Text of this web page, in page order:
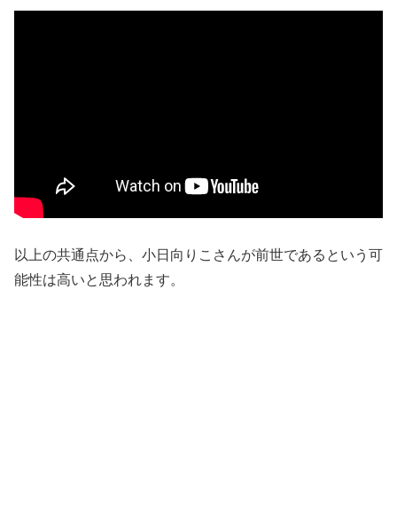
以上の共通点から、小日向りこさんが前世であるという可
能性は高いと思われます。